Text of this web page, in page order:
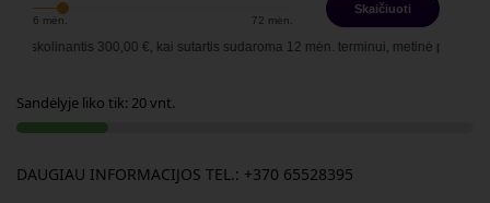
6 mėn. 72 mėn.
Skaičiuoti
300,00 €, kai sutartis sudaroma 12mėn. terminui, metinė palūkanų
Sandėlyje liko tik: 20 vnt.
DAUGIAU INFORMACIJOS TEL.: +370 65528395